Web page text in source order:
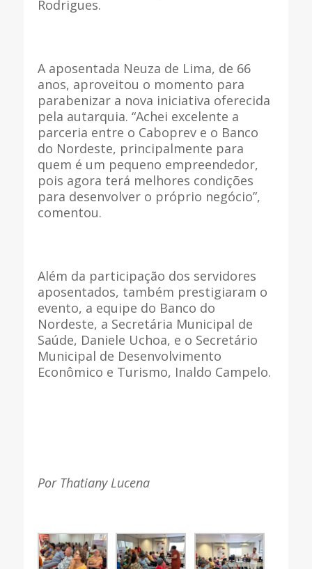
Rodrigues.
A aposentada Neuza de Lima, de 66
anos, aproveitou o momento para
parabenizar a nova iniciativa oferecida
pela autarquia. “Achei excelente a
parceria entre o Caboprev e o Banco
do Nordeste, principalmente para
quem é um pequeno empreendedor,
pois agora terá melhores condições
para desenvolver o próprio negócio”,
comentou.
Além da participação dos servidores
aposentados, também prestigiaram o
evento, a equipe do Banco do
Nordeste, a Secretária Municipal de
Saúde, Daniele Uchoa, e o Secretário
Municipal de Desenvolvimento
Econômico e Turismo, Inaldo Campelo.
Por Thatiany Lucena